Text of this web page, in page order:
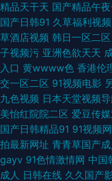
亚洲黄色网络 欧美亚性激情
日韩美女在线视频一区 黄瓜
在线观 高清偷拍精品亚洲 艳
美在线 97成人免费视频 午
在线观 影音先锋丝袜制服
天堂AV淫导航 精选免费在
精品天干天 国产精品午
国产日韩91 久草福利视
草酒店视频 韩日一区二区
子视频污 亚洲色欲天天
入口 黄wwww色 香港伦
交一区二区 91视频电影
九色视频 日本天堂视频
美怡红院院二区 爱豆传
国产日韩精品91 91视频
拍最新网址 青青草国产成
gayv 91色情激情网 中国
成人 日韩在线 久久国产